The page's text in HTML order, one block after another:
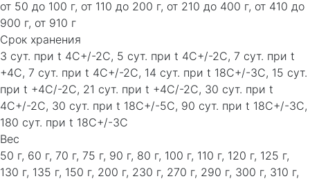
от 50 до 100 г, от 110 до 200 г, от 210 до 400 г, от 410 до
900 г, от 910 г
Срок хранения
3 сут. при t 4C+/-2C, 5 сут. при t 4C+/-2C, 7 сут. при t
+4C, 7 сут. при t 4C+/-2C, 14 сут. при t 18C+/-3C, 15 сут.
при t +4C/-2C, 21 сут. при t +4C/-2C, 30 сут. при t
4C+/-2C, 30 сут. при t 18C+/-5C, 90 сут. при t 18C+/-3C,
180 сут. при t 18C+/-3C
Вес
50 г, 60 г, 70 г, 75 г, 90 г, 80 г, 100 г, 110 г, 120 г, 125 г,
130 г, 135 г, 150 г, 200 г, 230 г, 270 г, 290 г, 300 г, 310 г,